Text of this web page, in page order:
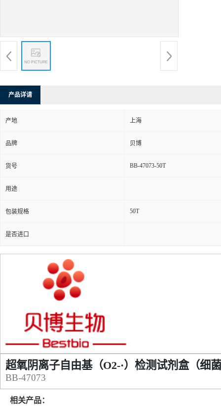
产品详请
产地 上海
品牌 贝博
货号 BB-47073-50T
用途
包装规格 50T
是否进口
超氧阴离子自由基（O2-·）检测试剂盒（细
BB-47073
相关产品：